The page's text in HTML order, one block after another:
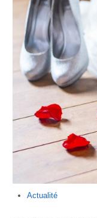
Actualité